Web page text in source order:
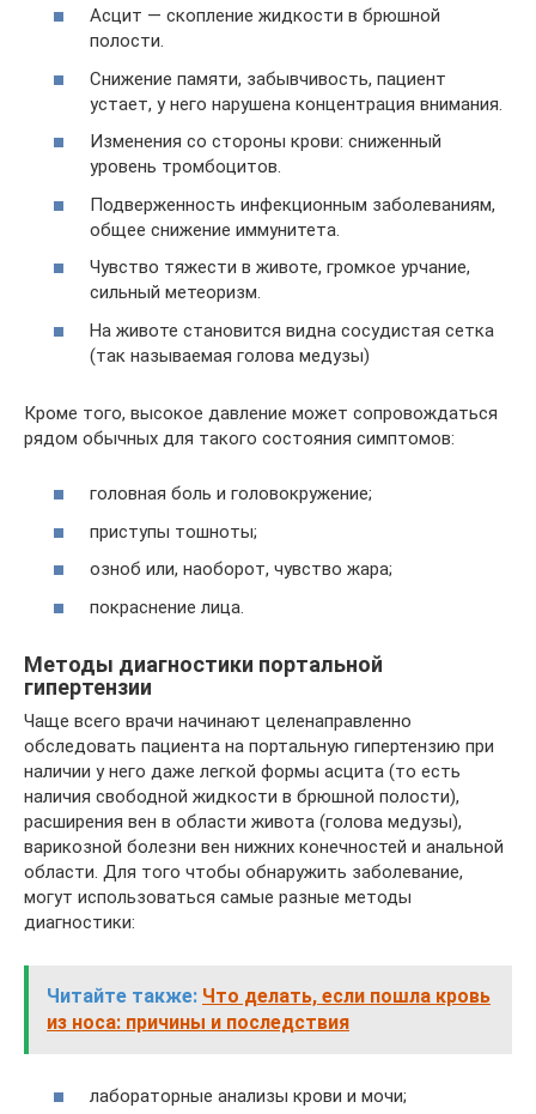
Асцит — скопление жидкости в брюшной
полости.
Снижение памяти, забывчивость, пациент
устает, у него нарушена концентрация внимания.
Изменения со стороны крови: сниженный
уровень тромбоцитов.
Подверженность инфекционным заболеваниям,
общее снижение иммунитета.
Чувство тяжести в животе, громкое урчание,
сильный метеоризм.
На животе становится видна сосудистая сетка
(так называемая голова медузы)
Кроме того, высокое давление может сопровождаться
рядом обычных для такого состояния симптомов:
головная боль и головокружение;
приступы тошноты;
озноб или, наоборот, чувство жара;
покраснение лица.
Методы диагностики портальной
гипертензии
Чаще всего врачи начинают целенаправленно
обследовать пациента на портальную гипертензию при
наличии у него даже легкой формы асцита (то есть
наличия свободной жидкости в брюшной полости),
расширения вен в области живота (голова медузы),
варикозной болезни вен нижних конечностей и анальной
области. Для того чтобы обнаружить заболевание,
могут использоваться самые разные методы
диагностики:
Читайте также: Что делать, если пошла кровь
из носа: причины и последствия
лабораторные анализы крови и мочи;